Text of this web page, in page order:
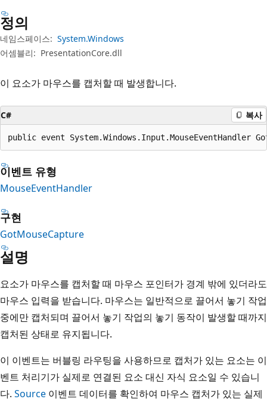
정의
네임스페이스: System.Windows
어셈블리: PresentationCore.dll
이 요소가 마우스를 캡처할 때 발생합니다.
C# 복사
public event System.Windows.Input.MouseEventHandler
이벤트 유형
MouseEventHandler
구현
GotMouseCapture
설명
요소가 마우스를 캡처할 때 마우스 포인터가 경계 밖에 있더라도
마우스 입력을 받습니다. 마우스는 일반적으로 끌어서 놓기 작업
중에만 캡처되며 끌어서 놓기 작업의 놓기 동작이 발생할 때까지
캡처된 상태로 유지됩니다.
이 이벤트는 버블링 라우팅을 사용하므로 캡처가 있는 요소는 이
벤트 처리기가 실제로 연결된 요소 대신 자식 요소일 수 있습니
다. Source 이벤트 데이터를 확인하여 마우스 캡처가 있는 실제